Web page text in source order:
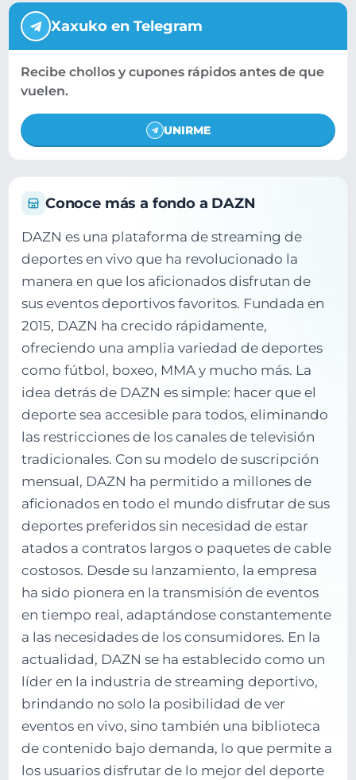
Conoce más a fondo a DAZN
DAZN es una plataforma de streaming de
deportes en vivo que ha revolucionado la
manera en que los aficionados disfrutan de
sus eventos deportivos favoritos. Fundada en
2015, DAZN ha crecido rápidamente,
ofreciendo una amplia variedad de deportes
como fútbol, boxeo, MMA y mucho más. La
idea detrás de DAZN es simple: hacer que el
deporte sea accesible para todos, eliminando
las restricciones de los canales de televisión
tradicionales. Con su modelo de suscripción
mensual, DAZN ha permitido a millones de
aficionados en todo el mundo disfrutar de sus
deportes preferidos sin necesidad de estar
atados a contratos largos o paquetes de cable
costosos. Desde su lanzamiento, la empresa
ha sido pionera en la transmisión de eventos
en tiempo real, adaptándose constantemente
a las necesidades de los consumidores. En la
actualidad, DAZN se ha establecido como un
líder en la industria de streaming deportivo,
brindando no solo la posibilidad de ver
eventos en vivo, sino también una biblioteca
de contenido bajo demanda, lo que permite a
los usuarios disfrutar de lo mejor del deporte
Xaxuko en Telegram
Recibe chollos y cupones rápidos antes de que
vuelen.
UNIRME